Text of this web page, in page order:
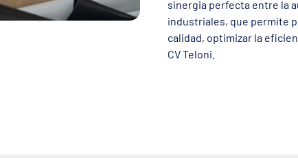
sinergia perfecta entre la
industriales, que permite
calidad, optimizar la
CV Teloni.